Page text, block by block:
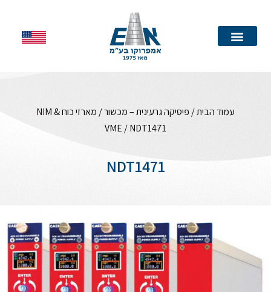
עמוד הבית/ פיסיקה גרעינית – מכשור/
מארזי כוח NIM &
VME / NDT1471
NDT1471